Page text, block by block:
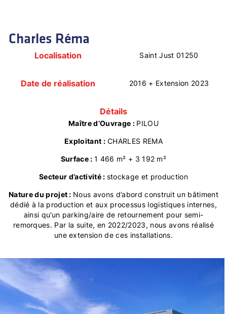
Charles Réma
Localisation Saint Just 01250
Date de réalisation 2016 + Extension 2023
Détails
Maître d’Ouvrage : PILOU
Exploitant :CHARLES REMA
Surface :1 466 m² + 3 192 m²
Secteur d’activité : stockage et production
Nature du projet : Nous avons d’abord construit un bâtiment
dédié à la production et aux processus logistiques internes,
ainsi qu’un parking/aire de retournement pour semi-
remorques. Par la suite, en 2022/2023, nous avons réalisé
une extension de ces installations.